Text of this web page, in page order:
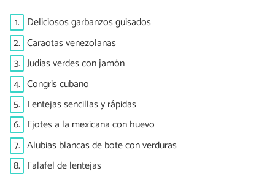
1. Deliciosos garbanzos guisados
2. Caraotas venezolanas
3. Judías verdes con jamón
4. Congris cubano
5. Lentejas sencillas y rápidas
6. Ejotes a la mexicana con huevo
7. Alubias blancas de bote con verduras
8. Falafel de lentejas